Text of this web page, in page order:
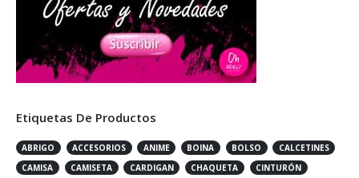
Etiquetas De Productos
ABRIGO ACCESORIOS ANIME BOINA BOLSO
CALCETINES
CAMISA
CAMISETA CARDIGAN CHAQUETA
CINTURÓN